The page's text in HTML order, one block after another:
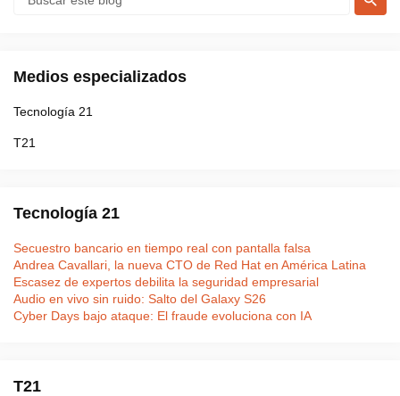
Medios especializados
Tecnología 21
T21
Tecnología 21
Secuestro bancario en tiempo real con pantalla falsa
Andrea Cavallari, la nueva CTO de Red Hat en América Latina
Escasez de expertos debilita la seguridad empresarial
Audio en vivo sin ruido: Salto del Galaxy S26
Cyber Days bajo ataque: El fraude evoluciona con IA
T21